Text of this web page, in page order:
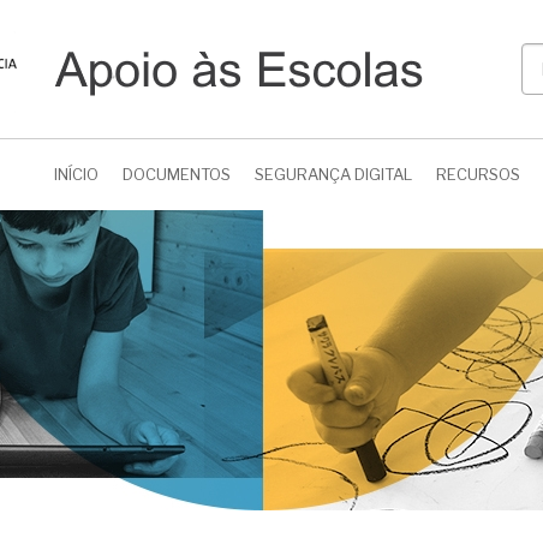
INÍCIO DOCUMENTOS SEGURANÇA DIGITAL RECURSOS